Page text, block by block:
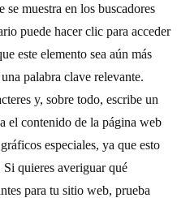
muestra en los buscadores
puede hacer clic para acceder
este elemento sea aún más
palabra clave relevante.
y, sobre todo, escribe un
el contenido de la página web
especiales, ya que esto
quieres averiguar qué
para tu sitio web, prueba